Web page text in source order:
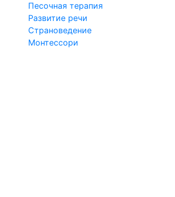
Песочная терапия
Развитие речи
Страноведение
Монтессори